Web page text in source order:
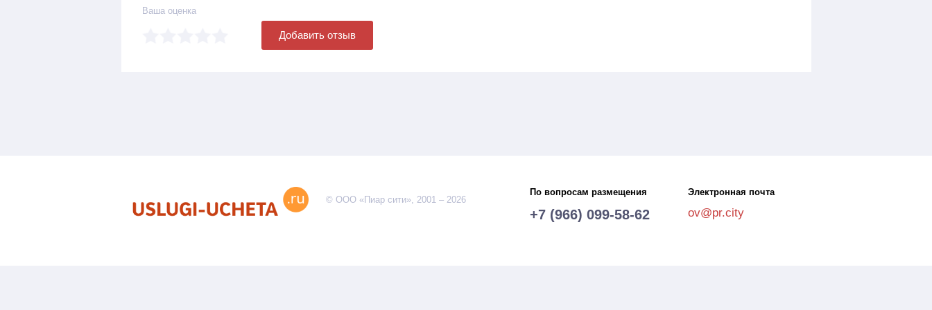
Ваша оценка
Добавить отзыв
© ООО «Пиар сити», 2001 – 2026
По вопросам размещения
+7 (966) 099-58-62
Электронная почта
ov@pr.city